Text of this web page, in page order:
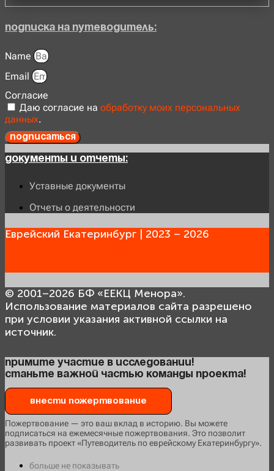
Подписка на Путеводитель:
Name
Email
Согласие
Даю согласие на обработку моих персональных
данных.
Подписаться
Документы и отчеты:
Уставные документы
Отчеты о деятельности
Еврейский Екатеринбург | 2023 – 2026
© 2001–2026 БФ «ЕЕКЦ Менора».
Использование материалов сайта разрешено
при условии указания активной ссылки на
источник.
Примите участие в исследовании!
Станьте важной частью команды проекта!
Внести пожертвование
Пожертвование — это ваш вклад в историю. Вы можете
подписаться на ежемесячные пожертвования. Это позволит
развивать проект «Путеводитель по еврейскому Екатеринбургу».
больше не показывать